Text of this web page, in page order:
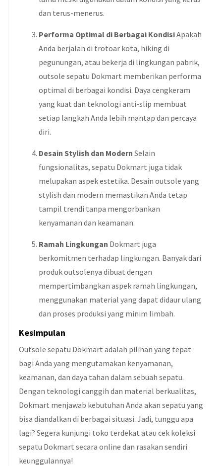
dan terus-menerus.
Performa Optimal di Berbagai KondisiApakah
Anda berjalan di trotoar kota, hiking di
pegunungan, atau bekerja di lingkungan pabrik,
outsole sepatu Dokmart memberikan performa
optimal di berbagai kondisi. Daya cengkeram
yang kuat dan teknologi anti-slip membuat
setiap langkah Anda lebih mantap dan percaya
diri.
Desain Stylish dan Modern Selain
fungsionalitas, sepatu Dokmart juga tidak
melupakan aspek estetika. Desain outsole yang
stylish dan modern memastikan Anda tetap
tampil trendi tanpa mengorbankan
kenyamanan dan keamanan.
Ramah Lingkungan Dokmart juga
berkomitmen terhadap lingkungan. Banyak dari
produk outsolenya dibuat dengan
mempertimbangkan aspek ramah lingkungan,
menggunakan material yang dapat didaur ulang
dan proses produksi yang minim limbah.
Kesimpulan
Outsole sepatu Dokmart adalah pilihan yang tepat
bagi Anda yang mengutamakan kenyamanan,
keamanan, dan daya tahan dalam sebuah sepatu.
Dengan teknologi canggih dan material berkualitas,
Dokmart menjawab kebutuhan Anda akan sepatu yang
bisa diandalkan di berbagai situasi. Jadi, tunggu apa
lagi? Segera kunjungi toko terdekat atau cek koleksi
sepatu Dokmart secara online dan rasakan sendiri
keunggulannya!